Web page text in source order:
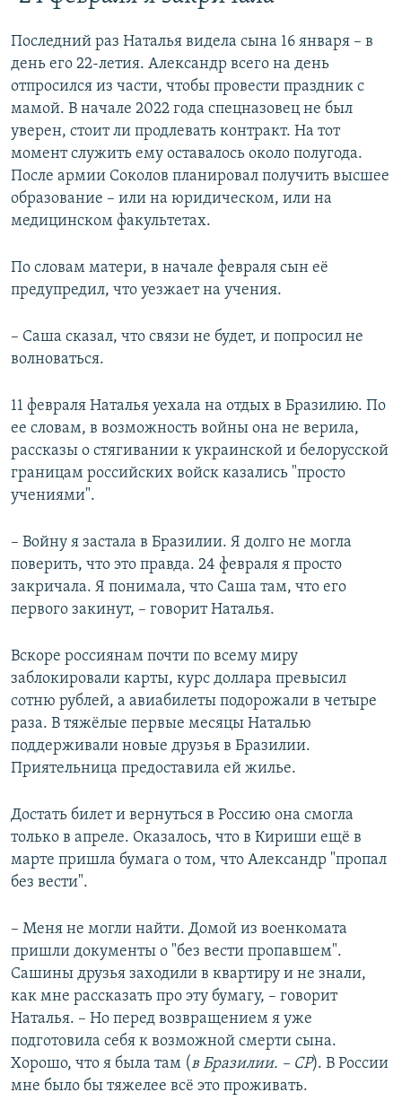
Последний раз Наталья видела сына 16 января – в
день его 22-летия. Александр всего на день
отпросился из части, чтобы провести праздник с
мамой. В начале 2022 года спецназовец не был
уверен, стоит ли продлевать контракт. На тот
момент служить ему оставалось около полугода.
После армии Соколов планировал получить высшее
образование – или на юридическом, или на
медицинском факультетах.
По словам матери, в начале февраля сын её
предупредил, что уезжает на учения.
– Саша сказал, что связи не будет, и попросил не
волноваться.
11 февраля Наталья уехала на отдых в Бразилию. По
ее словам, в возможность войны она не верила,
рассказы о стягивании к украинской и белорусской
границам российских войск казались "просто
учениями".
– Войну я застала в Бразилии. Я долго не могла
поверить, что это правда. 24 февраля я просто
закричала. Я понимала, что Саша там, что его
первого закинут, – говорит Наталья.
Вскоре россиянам почти по всему миру
заблокировали карты, курс доллара превысил
сотню рублей, а авиабилеты подорожали в четыре
раза. В тяжёлые первые месяцы Наталью
поддерживали новые друзья в Бразилии.
Приятельница предоставила ей жилье.
Достать билет и вернуться в Россию она смогла
только в апреле. Оказалось, что в Кириши ещё в
марте пришла бумага о том, что Александр "пропал
без вести".
– Меня не могли найти. Домой из военкомата
пришли документы о "без вести пропавшем".
Сашины друзья заходили в квартиру и не знали,
как мне рассказать про эту бумагу, – говорит
Наталья. – Но перед возвращением я уже
подготовила себя к возможной смерти сына.
Хорошо, что я была там (в Бразилии. – СР). В России
мне было бы тяжелее всё это проживать.